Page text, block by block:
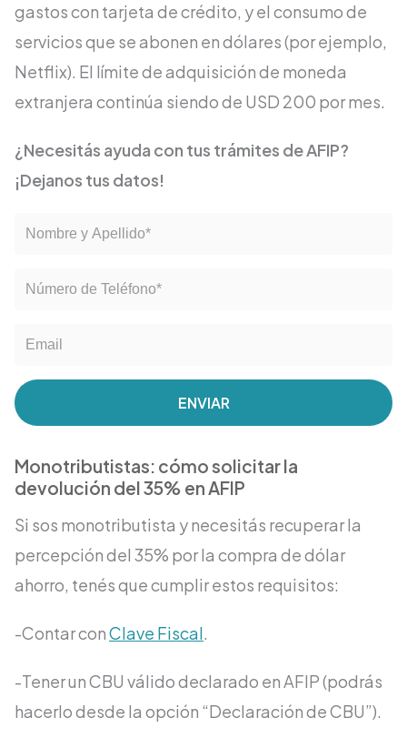
gastos con tarjeta de crédito, y el consumo de
servicios que se abonen en dólares (por ejemplo,
Netflix). El límite de adquisición de moneda
extranjera continúa siendo de USD 200 por mes.
¿Necesitás ayuda con tus trámites de AFIP?
¡Dejanos tus datos!
ENVIAR
Monotributistas: cómo solicitar la
devolución del 35% en AFIP
Si sos monotributista y necesitás recuperar la
percepción del 35% por la compra de dólar
ahorro, tenés que cumplir estos requisitos:
-Contar conClave Fiscal.
-Tener un CBU válido declarado en AFIP (podrás
hacerlo desde la opción “Declaración de CBU”).